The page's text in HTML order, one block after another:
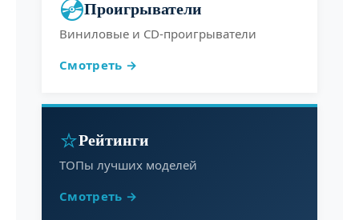
💿Проигрыватели
Виниловые и CD-проигрыватели
Смотреть →
⭐Рейтинги
ТОПы лучших моделей
Смотреть →